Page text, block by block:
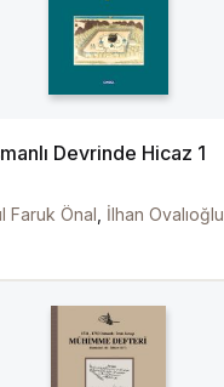
Devrinde Hicaz 1
Faruk Önal İlhan Ovalıoğlu